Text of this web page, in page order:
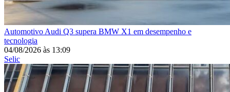
Automotivo Audi Q3 supera BMW X1 em desempenho e
tecnologia
04/08/2026 às 13:09
Selic